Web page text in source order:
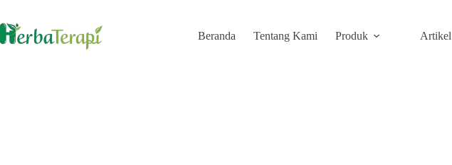
content
Beranda Tentang Kami Produk Artikel